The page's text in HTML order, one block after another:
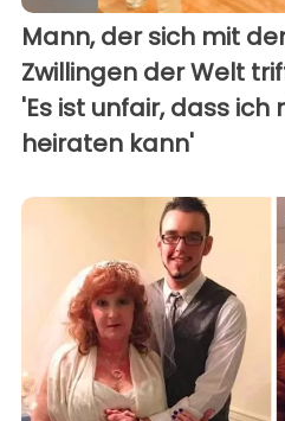
Mann, der sich mit
Zwillingen der Welt
'Es ist unfair, dass ich
heiraten kann'